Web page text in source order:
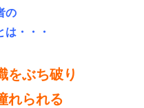
の
は・・・
をぶち破り
れられる